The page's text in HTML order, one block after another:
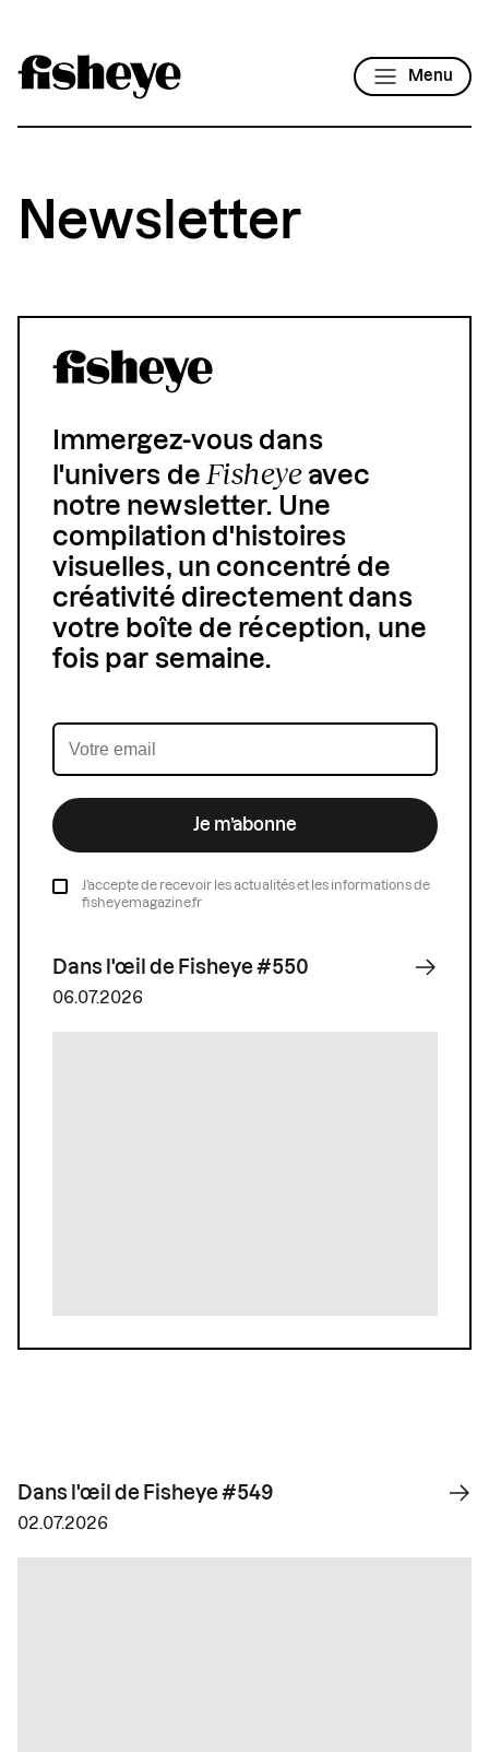
Menu
Newsletter
Immergez-vous dans
l'univers deFisheyeavec
notre newsletter. Une
compilation d'histoires
visuelles, un concentré de
créativité directement dans
votre boîte de réception, une
fois par semaine.
Je m’abonne
J’accepte de recevoir les actualités et les informations de
fisheyemagazine.fr
Dans l'œil de Fisheye #550
06.07.2026
Dans l'œil de Fisheye #549
02.07.2026